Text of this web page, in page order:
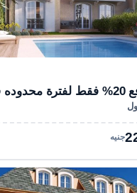
جنيه